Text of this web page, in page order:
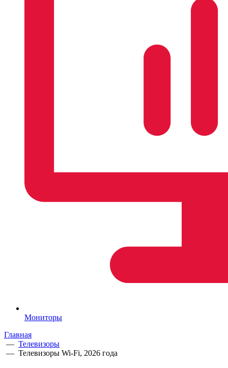
Мониторы
Главная
— Телевизоры
— Телевизоры Wi-Fi, 2026 года